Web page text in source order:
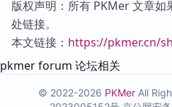
版权声明：所有 PKMer 文章如
处链接。
本文链接： https://pkmer.cn/
pkmer forum 论坛相关
© 2022-2026 PKMer All